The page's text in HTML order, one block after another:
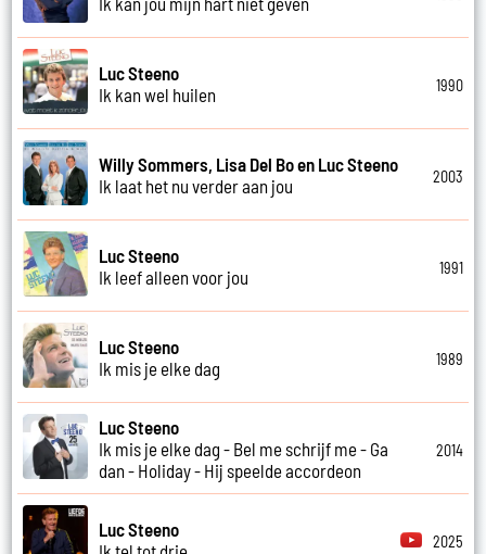
Luc Steeno
Ik kan wel huilen
1990
Willy Sommers, Lisa Del Bo en Luc Steeno
Ik laat het nu verder aan jou
2003
Luc Steeno
Ik leef alleen voor jou
1991
Luc Steeno
Ik mis je elke dag
1989
Luc Steeno
Ik mis je elke dag - Bel me schrijf me - Ga
dan - Holiday - Hij speelde accordeon
2014
Luc Steeno
2025